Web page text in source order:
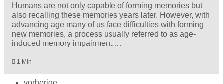
Humans are not only capable of forming memories but
also recalling these memories years later. However, with
advancing age many of us face difficulties with forming
new memories, a process usually referred to as age-
induced memory impairment.…
1 Min
vorherige